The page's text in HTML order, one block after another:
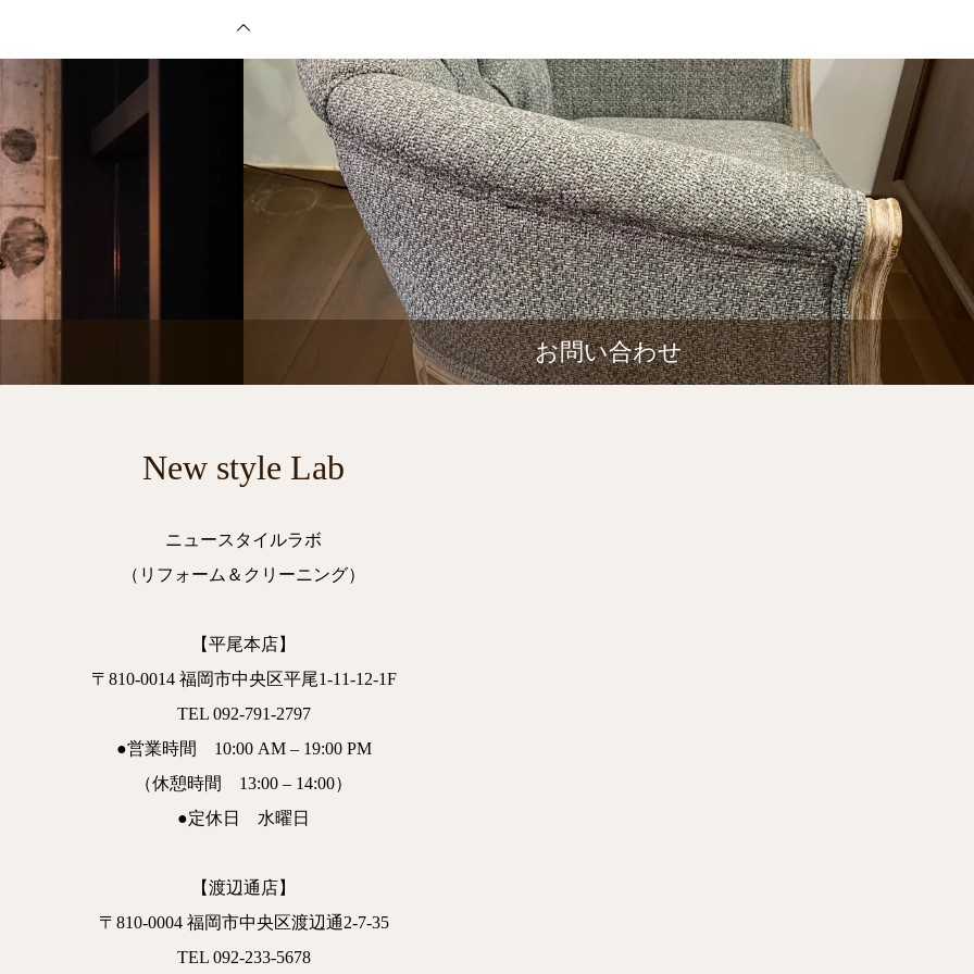
お問い合わせ
New style Lab
ニュースタイルラボ
（リフォーム＆クリーニング）
【平尾本店】
〒810-0014 福岡市中央区平尾1-11-12-1F
TEL 092-791-2797
●営業時間 10:00 AM – 19:00 PM
（休憩時間 13:00 – 14:00）
●定休日 水曜日
【渡辺通店】
〒810-0004 福岡市中央区渡辺通2-7-35
TEL 092-233-5678